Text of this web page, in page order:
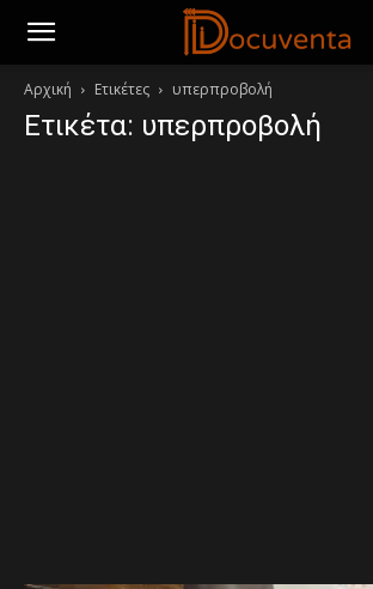
Αρχική Ετικέτες υπερπροβολή
Ετικέτα: υπερπροβολή